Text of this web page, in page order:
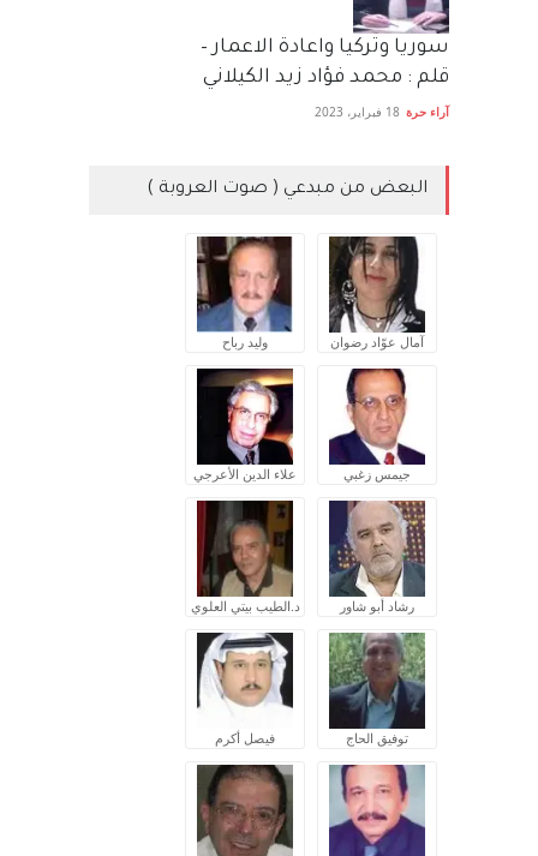
سوريا وتركيا واعادة الاعمار –
قلم : محمد فؤاد زيد الكيلاني
آراء حرة 18 فبراير، 2023
البعض من مبدعي ( صوت العروبة )
آمال عوّاد رضوان وليد رباح
جيمس زغبي علاء الدين الأعرجي
رشاد أبو شاور د.الطيب بيتي العلوي
توفيق الحاج فيصل أكرم